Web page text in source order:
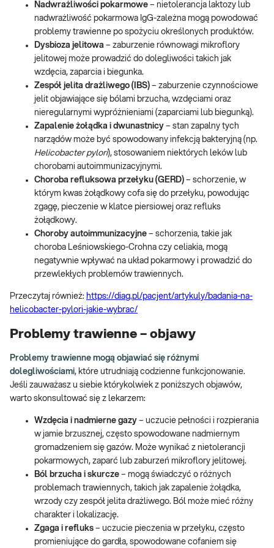
Nadwrażliwości pokarmowe – nietolerancja laktozy lub
nadwrażliwość pokarmowa IgG-zależna mogą powodować
problemy trawienne po spożyciu określonych produktów.
Dysbioza jelitowa – zaburzenie równowagi mikroflory
jelitowej może prowadzić do dolegliwości takich jak
wzdęcia, zaparcia i biegunka.
Zespół jelita drażliwego (IBS) – zaburzenie czynnościowe
jelit objawiające się bólami brzucha, wzdęciami oraz
nieregularnymi wypróżnieniami (zaparciami lub biegunką).
Zapalenie żołądka i dwunastnicy – stan zapalny tych
narządów może być spowodowany infekcją bakteryjną (np.
Helicobacter pylori), stosowaniem niektórych leków lub
chorobami autoimmunizacyjnymi.
Choroba refluksowa przełyku (GERD) – schorzenie, w
którym kwas żołądkowy cofa się do przełyku, powodując
zgagę, pieczenie w klatce piersiowej oraz refluks
żołądkowy.
Choroby autoimmunizacyjne – schorzenia, takie jak
choroba Leśniowskiego-Crohna czy celiakia, mogą
negatywnie wpływać na układ pokarmowy i prowadzić do
przewlekłych problemów trawiennych.
Przeczytaj również: https://diag.pl/pacjent/artykuly/badania-na-
helicobacter-pylori-jakie-wybrac/
Problemy trawienne – objawy
Problemy trawienne mogą objawiać się różnymi
dolegliwościami, które utrudniają codzienne funkcjonowanie.
Jeśli zauważasz u siebie którykolwiek z poniższych objawów,
warto skonsultować się z lekarzem:
Wzdęcia i nadmierne gazy – uczucie pełności i rozpierania
w jamie brzusznej, często spowodowane nadmiernym
gromadzeniem się gazów. Może wynikać z nietolerancji
pokarmowych, zaparć lub zaburzeń mikroflory jelitowej.
Ból brzucha i skurcze – mogą świadczyć o różnych
problemach trawiennych, takich jak zapalenie żołądka,
wrzody czy zespół jelita drażliwego. Ból może mieć różny
charakter i lokalizację.
Zgaga i refluks – uczucie pieczenia w przełyku, często
promieniujące do gardła, spowodowane cofaniem się